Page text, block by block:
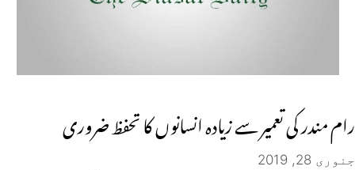
رام مندر کی تعمیر سے زیادہ انسانوں کا تحفظ ضروری
جنوری 28, 2019